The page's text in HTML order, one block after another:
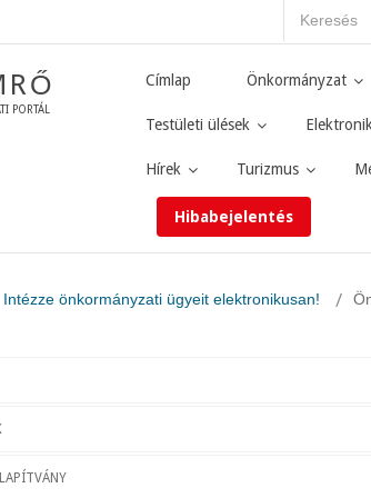
PORTÁL
Címlap Önkormányzat
Testületi ülések
Hírek Turizmus
Hibabejelentés
Intézze önkormányzati ügyeit elektronikusan!